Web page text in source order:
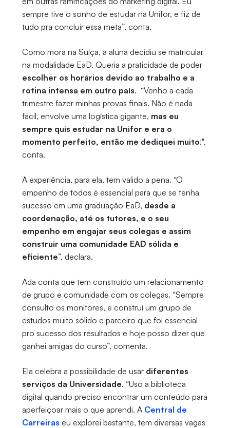
sempre tive o sonho de estudar na Unifor, e fiz de
tudo pra concluir essa meta”, conta.
Como mora na Suíça, a aluna decidiu se matricular
na modalidade EaD. Queria a praticidade de poder
escolher os horários devido ao trabalho e a
rotina intensa em outro país. “Venho a cada
trimestre fazer minhas provas finais. Não é nada
fácil, envolve uma logística gigante, mas eu
sempre quis estudar na Unifor e era o
momento perfeito, então me dediquei muito!",
conta.
A experiência, para ela, tem valido a pena. “O
empenho de todos é essencial para que se tenha
sucesso em uma graduação EaD, desde a
coordenação, até os tutores, e o seu
empenho em engajar seus colegas e assim
construir uma comunidade EAD sólida e
eficiente”, declara.
Ada conta que tem construído um relacionamento
de grupo e comunidade com os colegas. “Sempre
consulto os monitores, e construí um grupo de
estudos muito sólido e parceiro que foi essencial
pro sucesso dos resultados e hoje posso dizer que
ganhei amigas do curso”, comenta.
Ela celebra a possibilidade de usar diferentes
serviços da Universidade. “Uso a biblioteca
digital quando preciso encontrar um conteúdo para
aperfeiçoar mais o que aprendi. A Central de
Carreiras eu explorei bastante, tem diversas vagas